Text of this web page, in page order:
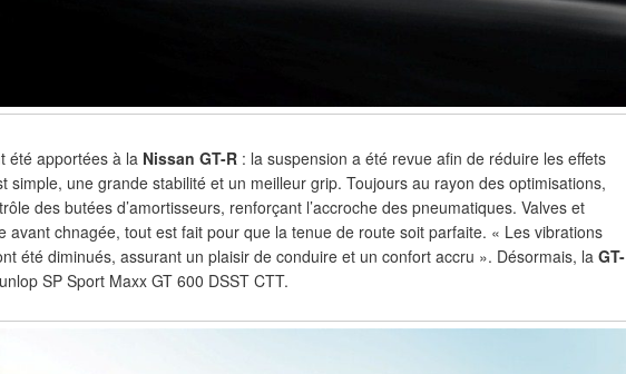
été apportées à la Nissan GT-R : la suspension a été revue afin de réduire les effets
simple, une grande stabilité et un meilleur grip. Toujours au rayon des optimisations,
des butées d’amortisseurs, renforçant l’accroche des pneumatiques. Valves et
avant chnagée, tout est fait pour que la tenue de route soit parfaite. « Les vibrations
été diminués, assurant un plaisir de conduire et un confort accru ». Désormais, la GT-
SP Sport Maxx GT 600 DSST CTT.